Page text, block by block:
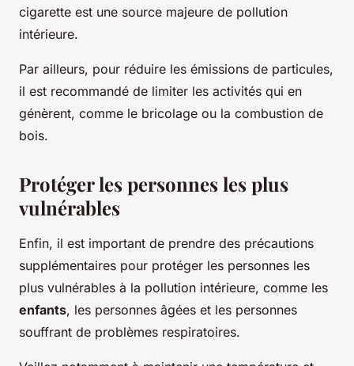
cigarette est une source majeure de pollution
intérieure.
Par ailleurs, pour réduire les émissions de particules,
il est recommandé de limiter les activités qui en
génèrent, comme le bricolage ou la combustion de
bois.
Protéger les personnes les plus
vulnérables
Enfin, il est important de prendre des précautions
supplémentaires pour protéger les personnes les
plus vulnérables à la pollution intérieure, comme les
enfants, les personnes âgées et les personnes
souffrant de problèmes respiratoires.